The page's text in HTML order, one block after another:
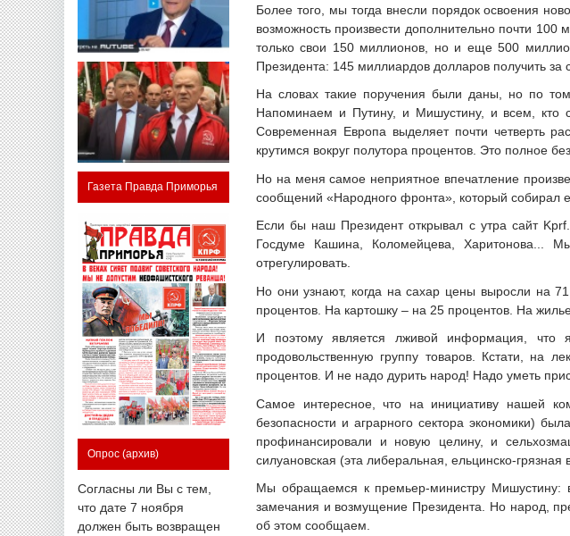
Газета Правда Приморья
Опрос (архив)
Согласны ли Вы с тем,
что дате 7 ноября
должен быть возвращен
Более того, мы тогда внесли порядок освоения
возможность произвести дополнительно почти
только свои 150 миллионов, но и еще 500
Президента: 145 миллиардов долларов получить за
На словах такие поручения были даны, но по
Напоминаем и Путину, и Мишустину, и всем, кто
Современная Европа выделяет почти четверть
крутимся вокруг полутора процентов. Это полное
Но на меня самое неприятное впечатление
сообщений «Народного фронта», который собирал
Если бы наш Президент открывал с утра сайт
Госдуме Кашина, Коломейцева, Харитонова...
отрегулировать.
Но они узнают, когда на сахар цены выросли на
процентов. На картошку – на 25 процентов. На
И поэтому является лживой информация,
продовольственную группу товаров. Кстати, на
процентов. И не надо дурить народ! Надо уметь
Самое интересное, что на инициативу нашей
безопасности и аграрного сектора экономики)
профинансировали и новую целину, и
силуановская (эта либеральная, ельцинско-грязная
Мы обращаемся к премьер-министру Мишустину:
замечания и возмущение Президента. Но народ,
об этом сообщаем.